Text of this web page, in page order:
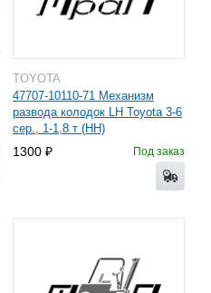
TOYOTA
47707-10110-71 Механизм
развода колодок LH Toyota 3-6
сер., 1-1,8 т (HH)
1300 Под заказ